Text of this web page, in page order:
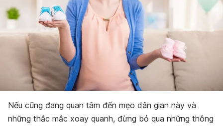
Nếu cũng đang quan tâm đến mẹo dân gian này và
những thắc mắc xoay quanh, đừng bỏ qua những thông